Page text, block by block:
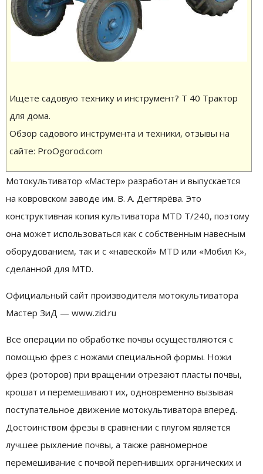
Ищете садовую технику и инструмент? Т 40 Трактор
для дома.
Обзор садового инструмента и техники, отзывы на
сайте: ProOgorod.com
Мотокультиватор «Мастер» разработан и выпускается
на ковровском заводе им. В. А. Дегтярёва. Это
конструктивная копия культиватора MTD T/240, поэтому
она может использоваться как с собственным навесным
оборудованием, так и с «навеской» MTD или «Мобил К»,
сделанной для MTD.
Официальный сайт производителя мотокультиватора
Мастер ЗиД — www.zid.ru
Все операции по обработке почвы осуществляются с
помощью фрез с ножами специальной формы. Ножи
фрез (роторов) при вращении отрезают пласты почвы,
крошат и перемешивают их, одновременно вызывая
поступательное движение мотокультиватора вперед.
Достоинством фрезы в сравнении с плугом является
лучшее рыхление почвы, а также равномерное
перемешивание с почвой перегнивших органических и